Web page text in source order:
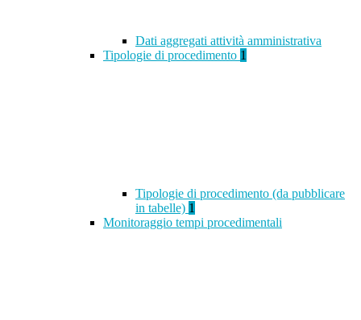
Dati aggregati attività amministrativa
Tipologie di procedimento 1
Tipologie di procedimento (da pubblicare
in tabelle) 1
Monitoraggio tempi procedimentali